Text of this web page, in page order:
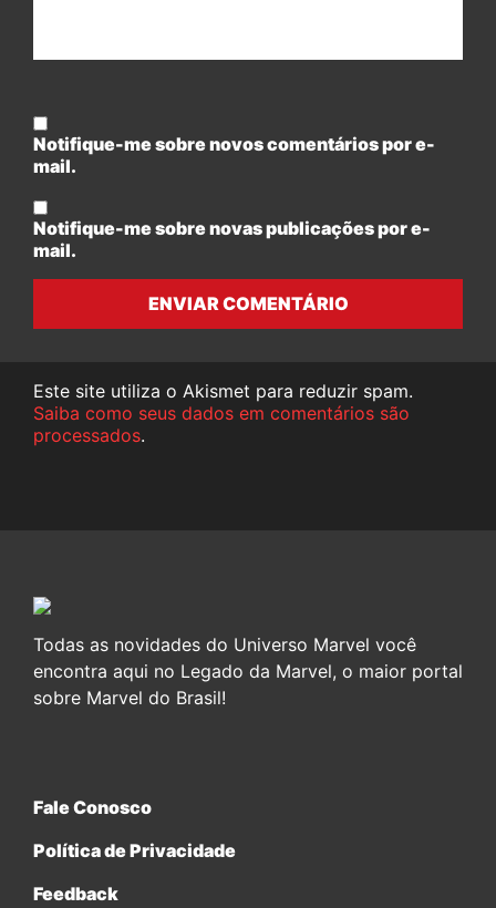
Notifique-me sobre novos comentários por e-
mail.
Notifique-me sobre novas publicações por e-
mail.
ENVIAR COMENTÁRIO
Este site utiliza o Akismet para reduzir spam.
Saiba como seus dados em comentários são
processados.
Todas as novidades do Universo Marvel você
encontra aqui no Legado da Marvel, o maior portal
sobre Marvel do Brasil!
Fale Conosco
Política de Privacidade
Feedback